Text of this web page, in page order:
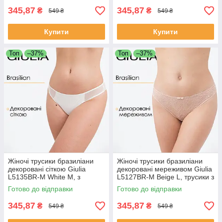
345,87 ₴ 549 ₴
Купити
345,87 ₴ 549 ₴
Купити
Топ –37%
Жіночі трусики бразиліани
декоровані сіткою Giulia
L5135BR-M White M, з
мікрофібри
Готово до відправки
345,87 ₴ 549 ₴
Топ –37%
Жіночі трусики бразиліани
декоровані мереживом Giulia
L5127BR-M Beige L, трусики з
мережива і мікрофібри
Готово до відправки
345,87 ₴ 549 ₴